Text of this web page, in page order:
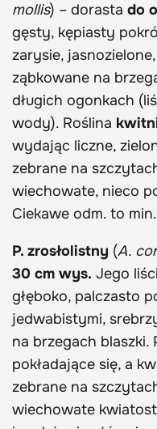
mollis) – dorasta do
gęsty, kępiasty
zarysie,
ząbkowane na
długich ogonkach
wody). Roślina
wydając liczne,
zebrane na
wiechowate, nieco
Ciekawe odm. to min.
P. zrosłolistny (A.
30 cm wys. Jego
głęboko, palczasto
jedwabistymi,
na brzegach blaszki.
pokładające się, a
zebrane na
wiechowate